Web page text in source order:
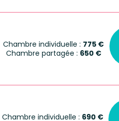
Chambre individuelle : 775 €
Chambre partagée : 650 €
Chambre individuelle : 690 €